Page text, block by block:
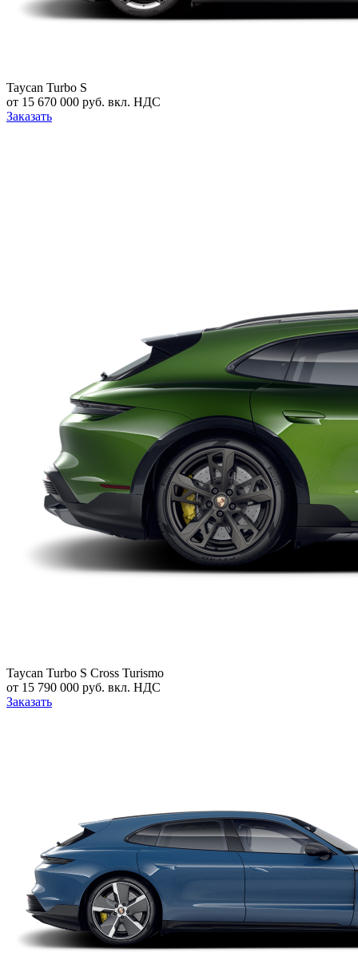
Taycan Turbo S
от 15 670 000 руб. вкл. НДС
Заказать
Taycan Turbo S Cross Turismo
от 15 790 000 руб. вкл. НДС
Заказать